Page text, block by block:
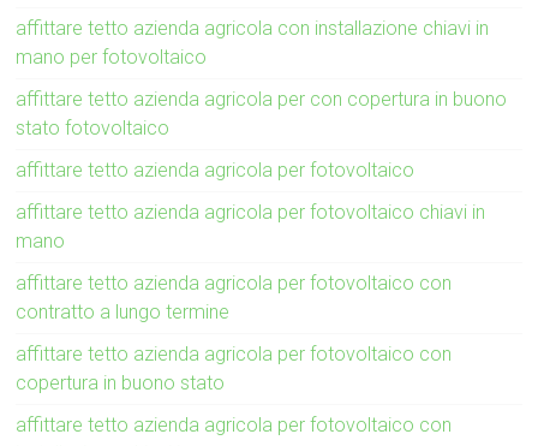
affittare tetto azienda agricola con installazione chiavi in
mano per fotovoltaico
affittare tetto azienda agricola per con copertura in buono
stato fotovoltaico
affittare tetto azienda agricola per fotovoltaico
affittare tetto azienda agricola per fotovoltaico chiavi in
mano
affittare tetto azienda agricola per fotovoltaico con
contratto a lungo termine
affittare tetto azienda agricola per fotovoltaico con
copertura in buono stato
affittare tetto azienda agricola per fotovoltaico con